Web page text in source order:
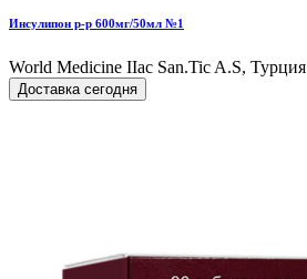
Инсулипон р-р 600мг/50мл №1
World Мedicine IIac San.Tic A.S, Турция
Доставка сегодня